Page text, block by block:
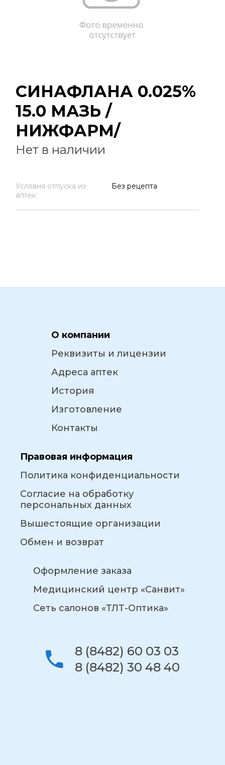
СИНАФЛАНА 0.025%
15.0 МАЗЬ /
НИЖФАРМ/
Нет в наличии
Условия отпуска из
аптек:
Без рецепта
О компании
Реквизиты и лицензии
Адреса аптек
История
Изготовление
Контакты
Правовая информация
Политика конфиденциальности
Согласие на обработку
персональных данных
Вышестоящие организации
Обмен и возврат
Оформление заказа
Медицинский центр «Санвит»
Сеть салонов «ТЛТ-Оптика»
8 (8482) 60 03 03
8 (8482) 30 48 40